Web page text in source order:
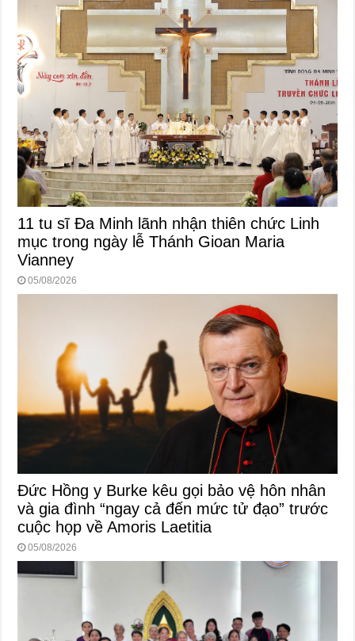
11 tu sĩ Đa Minh lãnh nhận thiên chức Linh
mục trong ngày lễ Thánh Gioan Maria
Vianney
05/08/2026
Đức Hồng y Burke kêu gọi bảo vệ hôn nhân
và gia đình “ngay cả đến mức tử đạo” trước
cuộc họp về Amoris Laetitia
05/08/2026